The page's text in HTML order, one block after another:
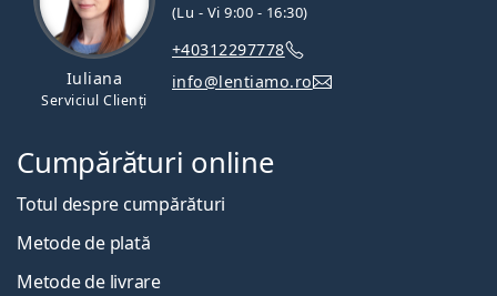
Iuliana
Serviciul Clienți
(Lu - Vi 9:00 - 16:30)
+40312297778
info@lentiamo.ro
Cumpărături online
Totul despre cumpărături
Metode de plată
Metode de livrare